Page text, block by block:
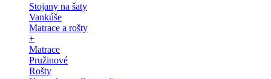
Stojany na šaty
Vankúše
Matrace a rošty
+
Matrace
Pružinové
Rošty